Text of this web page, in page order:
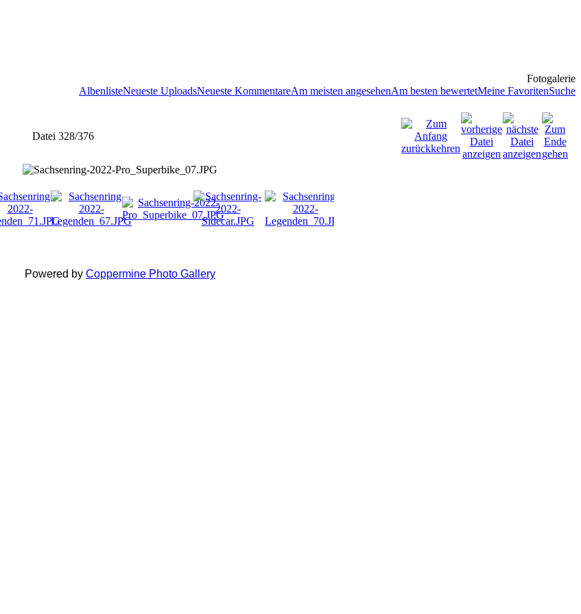
Fotogalerie
AlbenlisteNeueste UploadsNeueste KommentareAm meisten angesehenAm besten bewertetMeine FavoritenSuche
Datei 328/376
Powered by Coppermine Photo Gallery